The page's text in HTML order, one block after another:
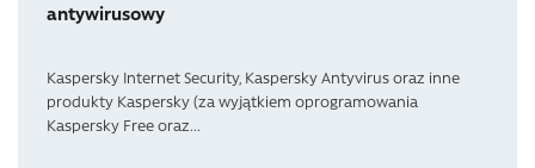
antywirusowy
Kaspersky Internet Security, Kaspersky Antyvirus oraz inne
produkty Kaspersky (za wyjątkiem oprogramowania
Kaspersky Free oraz...